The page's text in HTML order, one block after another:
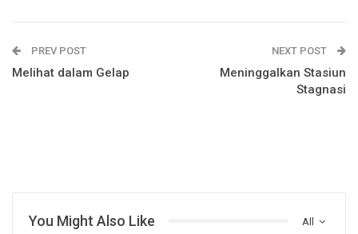
PREV POST
Melihat dalam Gelap
NEXT POST
Meninggalkan Stasiun
Stagnasi
All
You Might Also Like